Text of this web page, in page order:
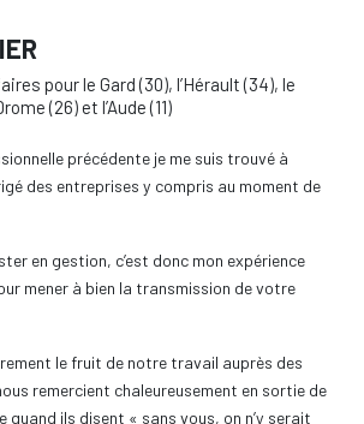
pour le Gard (30), l’Hérault (34), le
(26) et l’Aude (11)
précédente je me suis trouvé à
des entreprises y compris au moment de
en gestion, c’est donc mon expérience
mener à bien la transmission de votre
le fruit de notre travail auprès des
remercient chaleureusement en sortie de
quand ils disent « sans vous, on n’y serait